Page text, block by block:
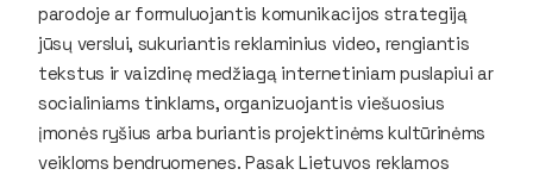
parodoje ar formuluojantis komunikacijos strategiją
jūsų verslui, sukuriantis reklaminius video, rengiantis
tekstus ir vaizdinę medžiagą internetiniam puslapiui ar
socialiniams tinklams, organizuojantis viešuosius
įmonės ryšius arba buriantis projektinėms kultūrinėms
veikloms bendruomenes. Pasak Lietuvos reklamos